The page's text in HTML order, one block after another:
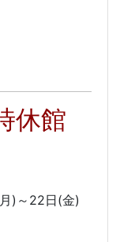
休館
)～22日(金)